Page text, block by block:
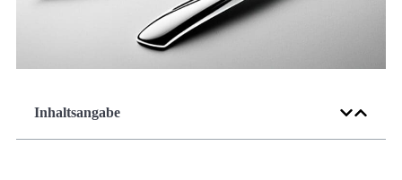
Inhaltsangabe